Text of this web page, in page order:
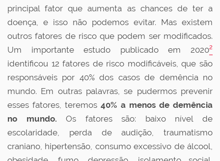
principal fator que aumenta as chances de ter a
doença, e isso não podemos evitar. Mas existem
outros fatores de risco que podem ser modificados.
Um importante estudo publicado em 20202
identificou 12 fatores de risco modificáveis, que são
responsáveis por 40% dos casos de demência no
mundo. Em outras palavras, se pudermos prevenir
esses fatores, teremos40% a menos de demência
no mundo.Os fatores são: baixo nível de
escolaridade, perda de audição, traumatismo
craniano, hipertensão, consumo excessivo de álcool,